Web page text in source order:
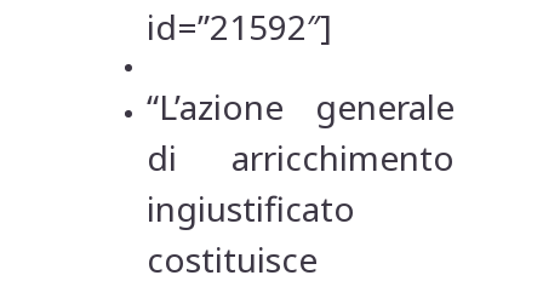
id=”21592″]
“L’azione generale
di arricchimento
ingiustificato
costituisce